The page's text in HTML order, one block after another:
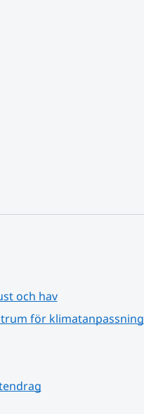
och hav
för klimatanpassning